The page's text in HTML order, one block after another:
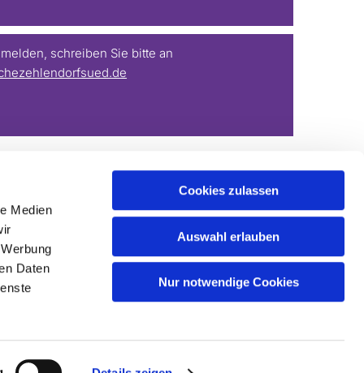
Medien
Daten
Cookies zulassen
Auswahl erlauben
Nur notwendige Cookies
schreiben Sie bitte an